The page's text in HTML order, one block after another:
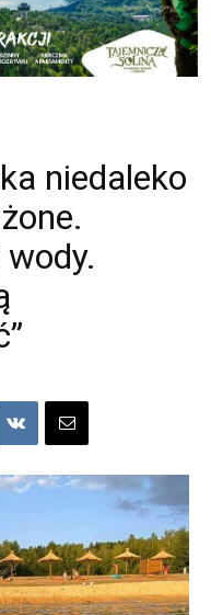
niedaleko